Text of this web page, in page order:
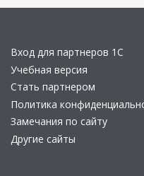
Вход для партнеров 1С
Учебная версия
Стать партнером
Политика
Замечания по сайту
Другие сайты